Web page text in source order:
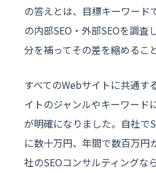
の答えとは、目標キーワード
の内部SEO・外部SEOを調査
分を補ってその差を縮めるこ
すべてのWebサイトに共通す
イトのジャンルやキーワード
が明確になりました。自社で
に数十万円、年間で数百万円
社のSEOコンサルティングな